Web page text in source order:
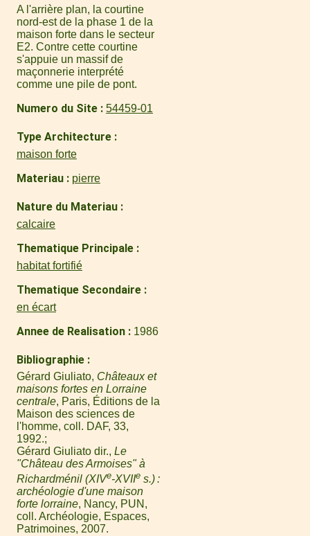
A l'arrière plan, la courtine
nord-est de la phase 1 de la
maison forte dans le secteur
E2. Contre cette courtine
s'appuie un massif de
maçonnerie interprété
comme une pile de pont.
Numero du Site 54459-01
Type Architecture
maison forte
Materiau pierre
Nature du Materiau
calcaire
Thematique Principale
habitat fortifié
Thematique Secondaire
en écart
Annee de Realisation 1986
Bibliographie
Gérard Giuliato, Châteaux et
maisons fortes en Lorraine
centrale, Paris, Éditions de la
Maison des sciences de
l'homme, coll. DAF, 33,
1992.
Gérard Giuliato dir., Le
"Château des Armoises" à
Richardménil (XIVe-XVIIe s.) :
archéologie d'une maison
forte lorraine, Nancy, PUN,
coll. Archéologie, Espaces,
Patrimoines, 2007.